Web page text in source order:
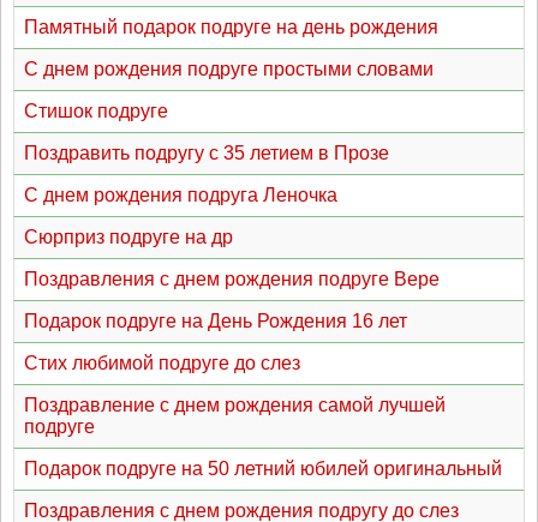
Памятный подарок подруге на день рождения
С днем рождения подруге простыми словами
Стишок подруге
Поздравить подругу с 35 летием в Прозе
С днем рождения подруга Леночка
Сюрприз подруге на др
Поздравления с днем рождения подруге Вере
Подарок подруге на День Рождения 16 лет
Стих любимой подруге до слез
Поздравление с днем рождения самой лучшей
подруге
Подарок подруге на 50 летний юбилей оригинальный
Поздравления с днем рождения подругу до слез